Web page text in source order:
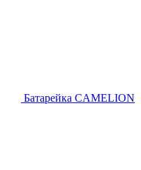
Батарейка CAMELION